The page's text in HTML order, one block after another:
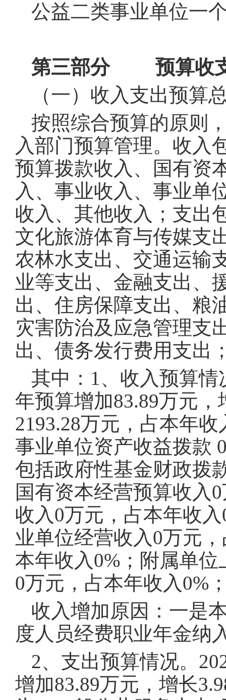
公益二类事业单位一
第三部分 预算收支
（一）收入支出预算
按照综合预算的原则
入部门预算管理。收入
预算拨款收入、国有资
入、事业收入、事业单
收入、其他收入；支出
文化旅游体育与传媒支
农林水支出、交通运输
业等支出、金融支出、
出、住房保障支出、粮
灾害防治及应急管理支
出、债务发行费用支出
其中：1、收入预算情
年预算增加83.89万元
2193.28万元，占本年
事业单位资产收益拨款
包括政府性基金财政拨
国有资本经营预算收入
收入0万元，占本年收
业单位经营收入0万元
本年收入0%；附属单
0万元，占本年收入0%
收入增加原因：一是
度人员经费职业年金纳
2、支出预算情况。
增加83.89万元，增长